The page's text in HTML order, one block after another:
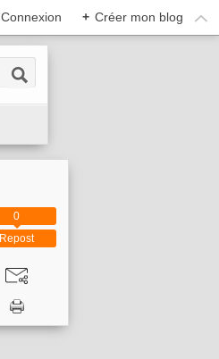
Connexion + Créer mon blog
Repost
0